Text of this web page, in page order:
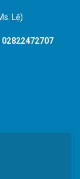
Lệ)
02822472707